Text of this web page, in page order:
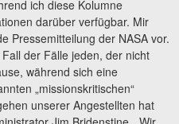
ich diese Kolumne
darüber verfügbar. Mir
Pressemitteilung der NASA vor.
der Fälle jeden, der nicht
während sich eine
„missionskritischen“
unserer Angestellten hat